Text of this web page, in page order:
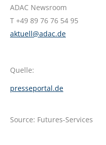
ADAC Newsroom
T +49 89 76 76 54 95
aktuell@adac.de
Quelle:
presseportal.de
Source: Futures-Services